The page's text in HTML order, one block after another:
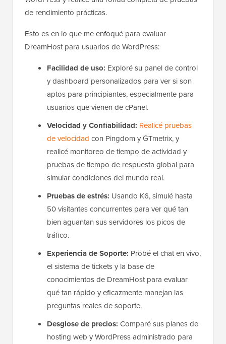
de rendimiento prácticas.
Esto es en lo que me enfoqué para evaluar
DreamHost para usuarios de WordPress:
Facilidad de uso: Exploré su panel de control
y dashboard personalizados para ver si son
aptos para principiantes, especialmente para
usuarios que vienen de cPanel.
Velocidad y Confiabilidad: Realicé pruebas
de velocidad con Pingdom y GTmetrix, y
realicé monitoreo de tiempo de actividad y
pruebas de tiempo de respuesta global para
simular condiciones del mundo real.
Pruebas de estrés: Usando K6, simulé hasta
50 visitantes concurrentes para ver qué tan
bien aguantan sus servidores los picos de
tráfico.
Experiencia de Soporte: Probé el chat en vivo,
el sistema de tickets y la base de
conocimientos de DreamHost para evaluar
qué tan rápido y eficazmente manejan las
preguntas reales de soporte.
Desglose de precios: Comparé sus planes de
hosting web y WordPress administrado para